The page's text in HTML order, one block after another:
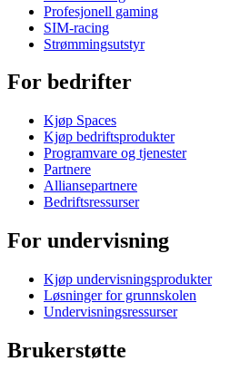
Profesjonell gaming
SIM-racing
Strømmingsutstyr
For bedrifter
Kjøp Spaces
Kjøp bedriftsprodukter
Programvare og tjenester
Partnere
Alliansepartnere
Bedriftsressurser
For undervisning
Kjøp undervisningsprodukter
Løsninger for grunnskolen
Undervisningsressurser
Brukerstøtte